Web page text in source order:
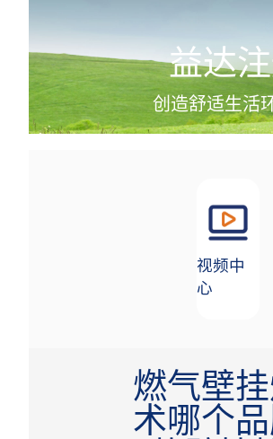
益达
创造舒适生活
视频中
心
燃气壁
术哪个